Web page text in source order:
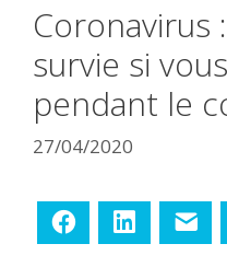
Coronavirus
survie si
pendant le
27/04/2020
Facebook LinkedIn